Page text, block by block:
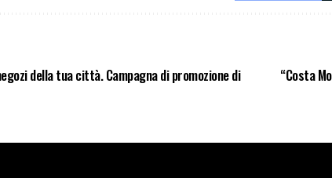
della tua città. Campagna di promozione di
“Costa